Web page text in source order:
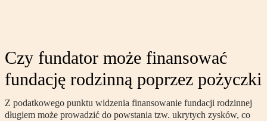
Czy fundator może finansować
fundację rodzinną poprzez pożyczki
Z podatkowego punktu widzenia finansowanie fundacji rodzinnej
długiem może prowadzić do powstania tzw. ukrytych zysków, co